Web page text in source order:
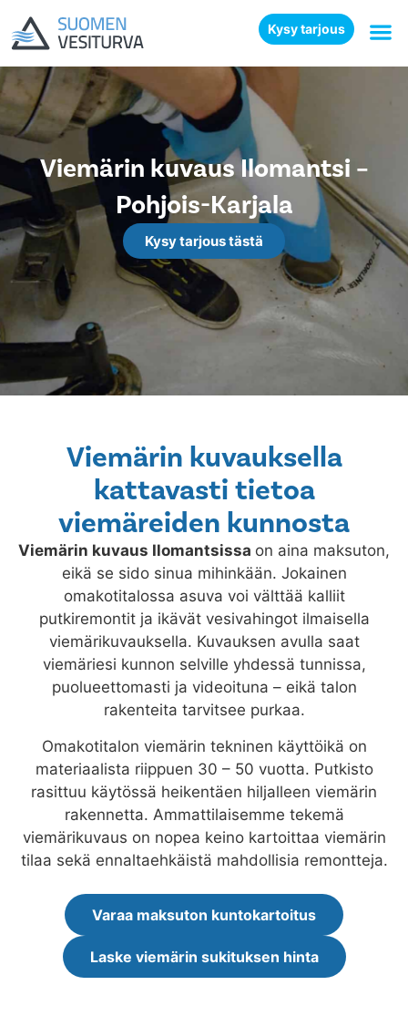
Kysy tarjous
Viemärin kuvaus Ilomantsi –
Pohjois-Karjala
Kysy tarjous tästä
Viemärin kuvauksella
kattavasti tietoa
viemäreiden kunnosta
Viemärin kuvaus Ilomantsissa on aina maksuton,
eikä se sido sinua mihinkään. Jokainen
omakotitalossa asuva voi välttää kalliit
putkiremontit ja ikävät vesivahingot ilmaisella
viemärikuvauksella. Kuvauksen avulla saat
viemäriesi kunnon selville yhdessä tunnissa,
puolueettomasti ja videoituna – eikä talon
rakenteita tarvitsee purkaa.
Omakotitalon viemärin tekninen käyttöikä on
materiaalista riippuen 30 – 50 vuotta. Putkisto
rasittuu käytössä heikentäen hiljalleen viemärin
rakennetta. Ammattilaisemme tekemä
viemärikuvaus on nopea keino kartoittaa viemärin
tilaa sekä ennaltaehkäistä mahdollisia remontteja.
Varaa maksuton kuntokartoitus
Laske viemärin sukituksen hinta